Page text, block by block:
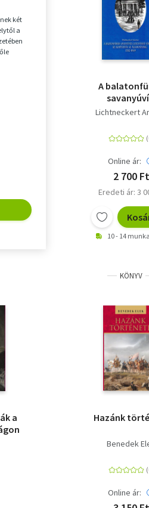
két
a
A
gyógyfürdő
államosításig
1949)
Lichtneckert
Online ár:
2 700 Ft
Eredeti ár: 3
10 - 14
a
KÖNYV
Hazánk
Benedek
Online ár: